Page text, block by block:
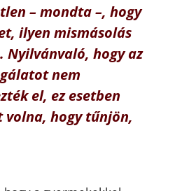
– mondta –, hogy
ilyen mismásolás
Nyilvánvaló, hogy az
nem
el, ez esetben
hogy tűnjön,